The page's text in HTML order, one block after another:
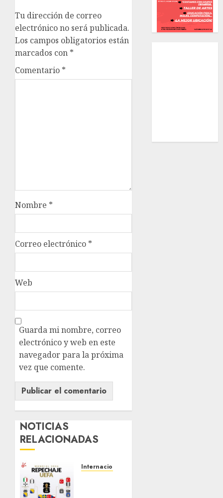
Tu dirección de correo
electrónico no será publicada.
Los campos obligatorios están
marcados con *
Comentario *
Nombre *
Correo electrónico *
Web
Guarda mi nombre, correo
electrónico y web en este
navegador para la próxima
vez que comente.
NOTICIAS
RELACIONADAS
Internacional